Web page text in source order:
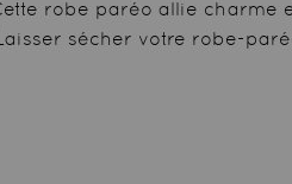
robe paréo allie charme
sécher votre robe-